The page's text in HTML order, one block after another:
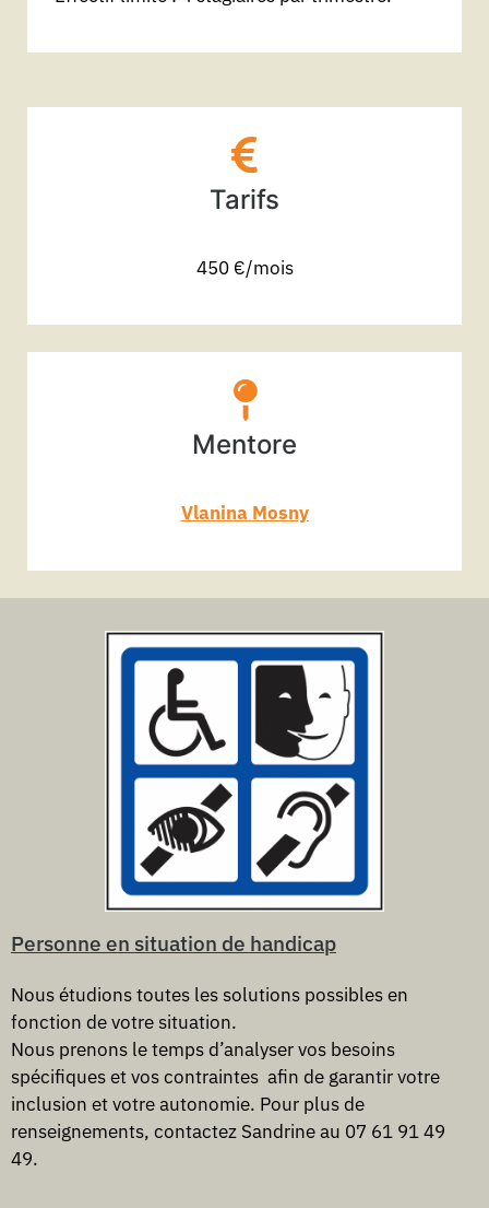
Tarifs
450 €/mois
Mentore
Vlanina Mosny
Personne en situation de handicap
Nous étudions toutes les solutions possibles en
fonction de votre situation.
Nous prenons le temps d’analyser vos besoins
spécifiques et vos contraintes afin de garantir votre
inclusion et votre autonomie. Pour plus de
renseignements, contactez Sandrine au 07 61 91 49
49.